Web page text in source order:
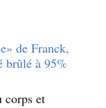
de Franck,
brûlé à 95%
corps et